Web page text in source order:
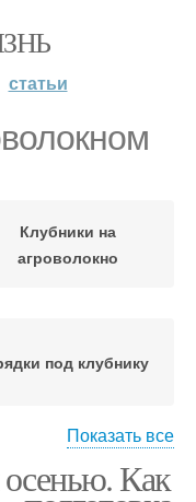
статьи
Клубники на
агроволокно
под клубнику
для клубники
Показать все
Как